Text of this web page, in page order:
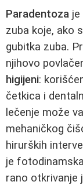
Paradentoza
zuba koje, ako
gubitka zuba.
njihovo
higijeni:
četkica i
lečenje može
mehaničkog
hirurških
je
rano otkrivanje